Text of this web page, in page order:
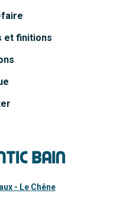
et finitions
- Le Chêne